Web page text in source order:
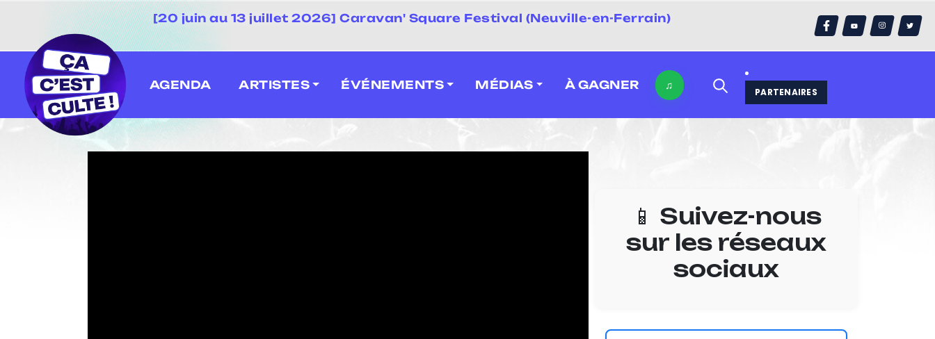
[20 juin au 13 juillet 2026] Caravan' Square Festival (Neuville-en-Ferrain)
AGENDA ARTISTES ÉVÉNEMENTS MÉDIAS À GAGNER ♫
PARTENAIRES
📱 Suivez-nous
sur les réseaux
sociaux